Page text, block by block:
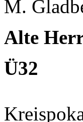
M.
Alte
Ü32